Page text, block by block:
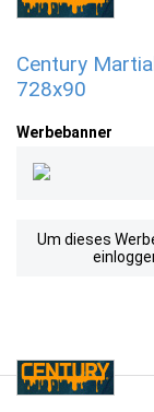
Century
728x90
Werbebanner
Um dieses